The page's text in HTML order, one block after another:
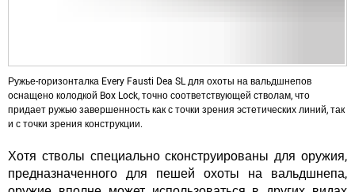
Ружье-горизонталка Every Fausti Dea SL для охоты на вальдшнепов
оснащено колодкой Box Lock, точно соответствующей стволам, что
придает ружью завершенность как с точки зрения эстетических линий, так
и с точки зрения конструкции.
Хотя стволы специально сконструированы для оружия,
предназначенного для пешей охоты на вальдшнепа,